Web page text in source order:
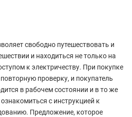
свободно путешествовать и
и находиться не только на
к электричеству. При покупке
проверку, и покупатель
в рабочем состоянии и в то же
с инструкцией к
Предложение, которое